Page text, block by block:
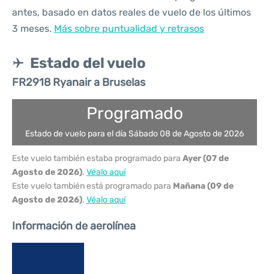
antes, basado en datos reales de vuelo de los últimos
3 meses. Más sobre puntualidad y retrasos
Estado del vuelo
FR2918 Ryanair a Bruselas
Programado
Estado de vuelo para el día Sábado 08 de Agosto de 2026
Este vuelo también estaba programado para Ayer (07 de
Agosto de 2026). Véalo aquí
Este vuelo también está programado para Mañana (09 de
Agosto de 2026). Véalo aquí
Información de aerolínea